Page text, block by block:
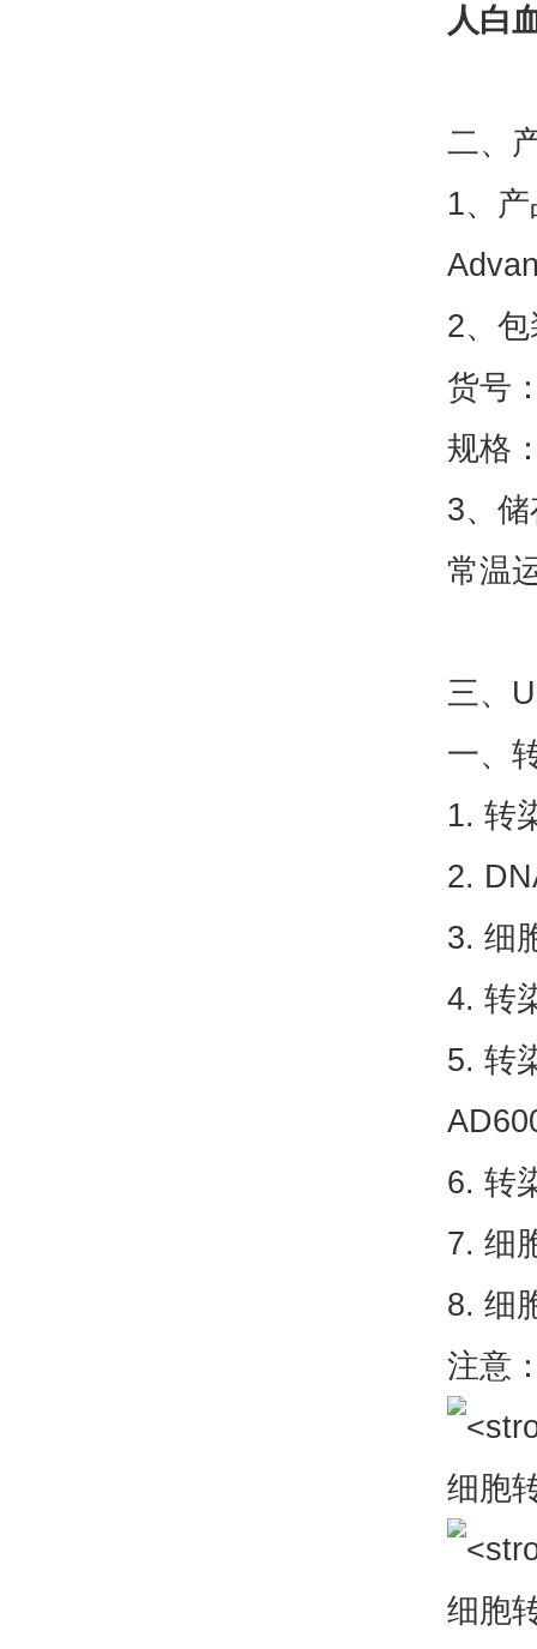
人白
二、
1、
2、
货号
规格
3、
常温
三、
一、
1. 转
2.
3. 细
4. 转
5. 转
6. 转
7. 细
8. 细
注意